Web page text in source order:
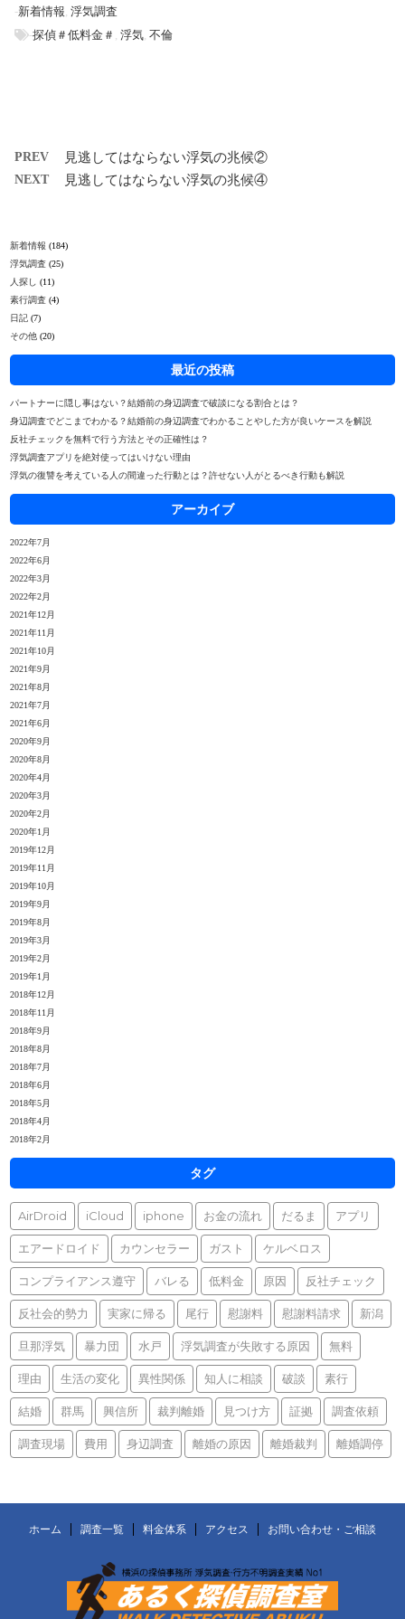
-新着情報 ,浮気調査
-探偵＃低料金＃ ,浮気 ,不倫
PREV 見逃してはならない浮気の兆候②
NEXT 見逃してはならない浮気の兆候④
新着情報 (184)
浮気調査 (25)
人探し
(11)
素行調査 (4)
日記 (7)
その他 (20)
最近の投稿
パートナーに隠し事はない？結婚前の身辺調査で破談になる割合とは？
身辺調査でどこまでわかる？結婚前の身辺調査でわかることやした方が良いケースを解説
反社チェックを無料で行う方法とその正確性は？
浮気調査アプリを絶対使ってはいけない理由
浮気の復讐を考えている人の間違った行動とは？許せない人がとるべき行動も解説
アーカイブ
2022年7月
2022年6月
2022年3月
2022年2月
2021年12月
2021年11月
2021年10月
2021年9月
2021年8月
2021年7月
2021年6月
2020年9月
2020年8月
2020年4月
2020年3月
2020年2月
2020年1月
2019年12月
2019年11月
2019年10月
2019年9月
2019年8月
2019年3月
2019年2月
2019年1月
2018年12月
2018年11月
2018年9月
2018年8月
2018年7月
2018年6月
2018年5月
2018年4月
2018年2月
タグ
AirDroid iCloud iphone お金の流れ だるま アプリ
エアードロイド カウンセラー ガスト ケルベロス
コンプライアンス遵守 バレる 低料金 原因 反社チェック
反社会的勢力 実家に帰る 尾行 慰謝料 慰謝料請求 新潟
旦那浮気 暴力団 水戸 浮気調査が失敗する原因 無料
理由 生活の変化 異性関係 知人に相談 破談 素行
結婚 群馬 興信所 裁判離婚 見つけ方 証拠 調査依頼
調査現場 費用 身辺調査 離婚の原因 離婚裁判 離婚調停
ホーム 調査一覧 料金体系 アクセス お問い合わせ・ご相談